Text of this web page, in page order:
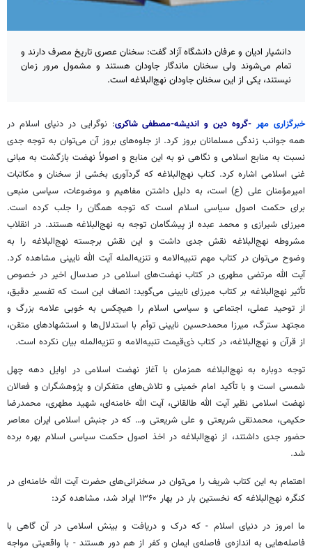
دانشیار ادیان و عرفان دانشگاه آزاد گفت: سخنان عصری تاریخ مصرف دارند و
تمام می‌شوند ولی سخنان ماندگار جاودان هستند و مشمول مرور زمان
نیستند، یکی از این سخنان جاودان نهج‌البلاغه است.
خبرگزاری مهر-گروه دین و اندیشه-مصطفی شاکری: نوگرایی در دنیای اسلام در
همه جوانب زندگی مسلمانان بروز کرد. از جلوه‌های بروز آن می‌توان به توجه جدی
نسبت به منابع اسلامی و نگاهی نو به این منابع و اصولاً نهضت بازگشت به مبانی
غنی اسلامی اشاره کرد. کتاب نهج‌البلاغه که گردآوری بخشی از سخنان و مکاتبات
امیرمؤمنان علی (ع) است، به دلیل داشتن مفاهیم و موضوعات، سیاسی منبعی
برای حکمت اصول سیاسی اسلام است که توجه همگان را جلب کرده است.
میرزای شیرازی و محمد عبده از پیشگامان توجه به نهج‌البلاغه هستند. در انقلاب
مشروطه نهج‌البلاغه نقش جدی داشت و این نقش برجسته نهج‌البلاغه را به
وضوح می‌توان در کتاب مهم تنبیه‌الامه و تنزیه‌المله آیت الله نایینی مشاهده کرد.
آیت الله مرتضی مطهری در کتاب نهضت‌های اسلامی در صدسال اخیر در خصوص
تأثیر نهج‌البلاغه بر کتاب میرزای نایینی می‌گوید: انصاف این است که تفسیر دقیق،
از توحید عملی، اجتماعی و سیاسی اسلام را هیچکس به خوبی علامه بزرگ و
مجتهد سترگ، میرزا محمدحسین نایینی توأم با استدلال‌ها و استشهادهای متقن،
از قرآن و نهج‌البلاغه، در کتاب ذی‌قیمت تنبیه‌الامه و تنزیه‌المله بیان نکرده است.
توجه دوباره به نهج‌البلاغه همزمان با آغاز نهضت اسلامی در اوایل دهه چهل
شمسی است و با تأکید امام خمینی و تلاش‌های متفکران و پژوهشگران و فعالان
نهضت اسلامی نظیر آیت الله طالقانی، آیت الله خامنه‌ای، شهید مطهری، محمدرضا
حکیمی، محمدتقی شریعتی و علی شریعتی و… که در جنبش اسلامی ایران معاصر
حضور جدی داشتند، از نهج‌البلاغه در اخذ اصول حکمت سیاسی اسلام بهره برده
شد.
اهتمام به این کتاب شریف را می‌توان در سخنرانی‌های حضرت آیت الله خامنه‌ای در
کنگره نهج‌البلاغه که نخستین بار در بهار ۱۳۶۰ ایراد شد، مشاهده کرد:
ما امروز در دنیای اسلام - که درک و دریافت و بینش اسلامی در آن گاهی با
فاصله‌هایی به اندازه‌ی فاصله‌ی ایمان و کفر از هم دور هستند - با واقعیتی مواجه